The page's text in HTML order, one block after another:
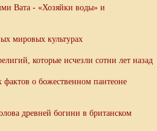
Вата - «Хозяйки воды» и
мировых культурах
которые исчезли сотни лет назад
фактов о божественном пантеоне
древней богини в британском